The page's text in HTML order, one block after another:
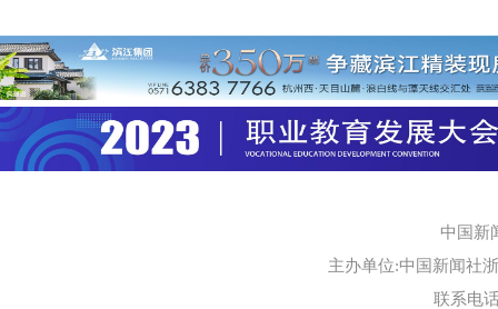
中国新
主办单位:中国新闻社
联系电